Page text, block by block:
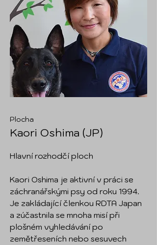
Plocha
Kaori Oshima (JP)
Hlavní rozhodčí ploch
Kaori Oshima je aktivní v práci se
záchranářskými psy od roku 1994.
Je zakládající členkou RDTA Japan
a zúčastnila se mnoha misí při
plošném vyhledávání po
zemětřeseních nebo sesuvech